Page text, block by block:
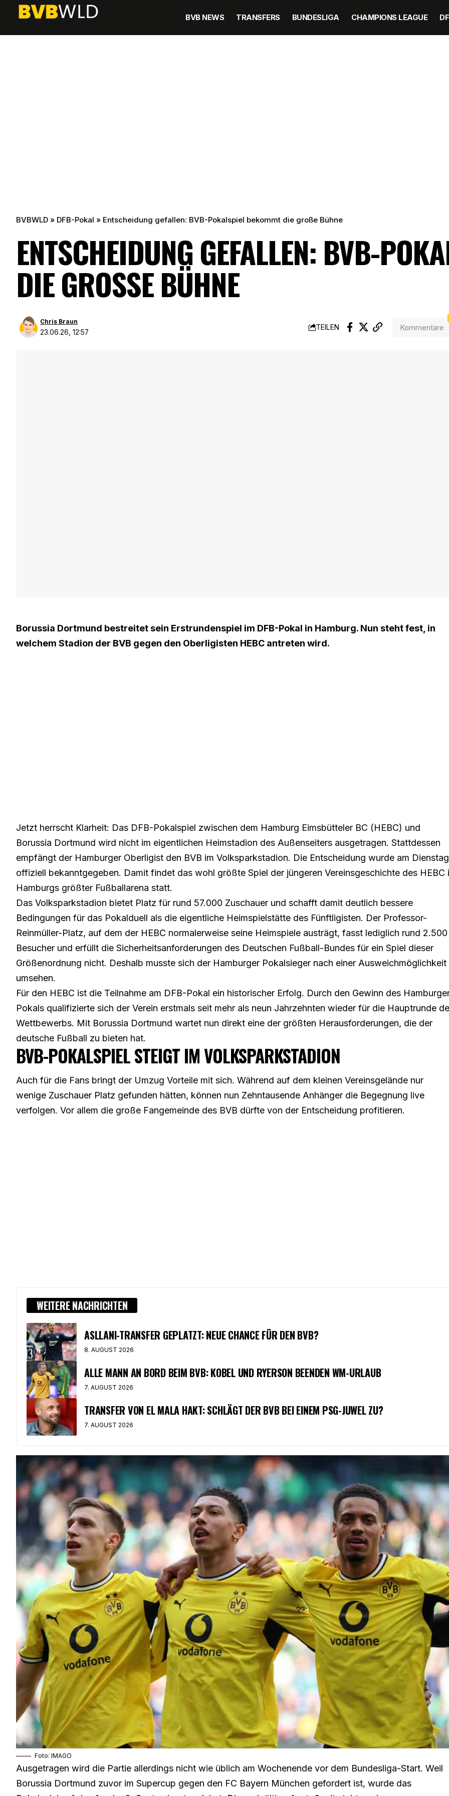
BVB NEWS TRANSFERS BUNDESLIGA CHAMPIONS LEAGUE
BVBWLD » DFB-Pokal » Entscheidung gefallen: BVB-Pokalspiel bekommt die große Bühne
ENTSCHEIDUNG GEFALLEN: BVB-
DIE GROSSE BÜHNE
23.06.26, 12:57
Chris Braun
TEILEN Kommentare
Borussia Dortmund bestreitet sein Erstrundenspiel im DFB-Pokal in Hamburg. Nun steht fest, in
welchem Stadion der BVB gegen den Oberligisten HEBC antreten wird.
Jetzt herrscht Klarheit: Das DFB-Pokalspiel zwischen dem Hamburg Eimsbütteler BC (HEBC) und
Borussia Dortmund wird nicht im eigentlichen Heimstadion des Außenseiters ausgetragen. Stattdessen
empfängt der Hamburger Oberligist den BVB im Volksparkstadion. Die Entscheidung wurde am Dienstag
offiziell bekanntgegeben. Damit findet das wohl größte Spiel der jüngeren Vereinsgeschichte des HEBC
Hamburgs größter Fußballarena statt.
Das Volksparkstadion bietet Platz für rund 57.000 Zuschauer und schafft damit deutlich bessere
Bedingungen für das Pokalduell als die eigentliche Heimspielstätte des Fünftligisten. Der Professor-
Reinmüller-Platz, auf dem der HEBC normalerweise seine Heimspiele austrägt, fasst lediglich rund 2.500
Besucher und erfüllt die Sicherheitsanforderungen des Deutschen Fußball-Bundes für ein Spiel dieser
Größenordnung nicht. Deshalb musste sich der Hamburger Pokalsieger nach einer Ausweichmöglichkeit
umsehen.
Für den HEBC ist die Teilnahme am DFB-Pokal ein historischer Erfolg. Durch den Gewinn des
Pokals qualifizierte sich der Verein erstmals seit mehr als neun Jahrzehnten wieder für die Hauptrunde
Wettbewerbs. Mit Borussia Dortmund wartet nun direkt eine der größten Herausforderungen, die der
deutsche Fußball zu bieten hat.
BVB-POKALSPIEL STEIGT IM VOLKSPARKSTADION
Auch für die Fans bringt der Umzug Vorteile mit sich. Während auf dem kleinen Vereinsgelände nur
wenige Zuschauer Platz gefunden hätten, können nun Zehntausende Anhänger die Begegnung live
verfolgen. Vor allem die große Fangemeinde des BVB dürfte von der Entscheidung profitieren.
WEITERE NACHRICHTEN
ASLLANI-TRANSFER GEPLATZT: NEUE CHANCE FÜR DEN BVB?
8. AUGUST 2026
ALLE MANN AN BORD BEIM BVB: KOBEL UND RYERSON BEENDEN WM-URLAUB
7. AUGUST 2026
TRANSFER VON EL MALA HAKT: SCHLÄGT DER BVB BEI EINEM PSG-JUWEL ZU?
7. AUGUST 2026
Foto: IMAGO
Ausgetragen wird die Partie allerdings nicht wie üblich am Wochenende vor dem Bundesliga-Start. Weil
Borussia Dortmund zuvor im Supercup gegen den FC Bayern München gefordert ist, wurde das